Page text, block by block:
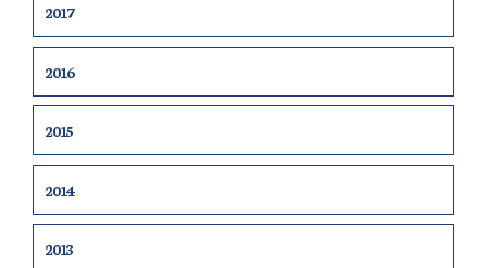
2017
2016
2015
2014
2013